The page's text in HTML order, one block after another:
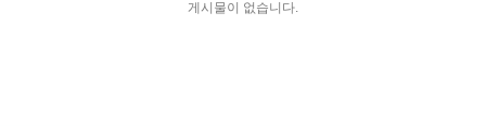
게시물이 없습니다.